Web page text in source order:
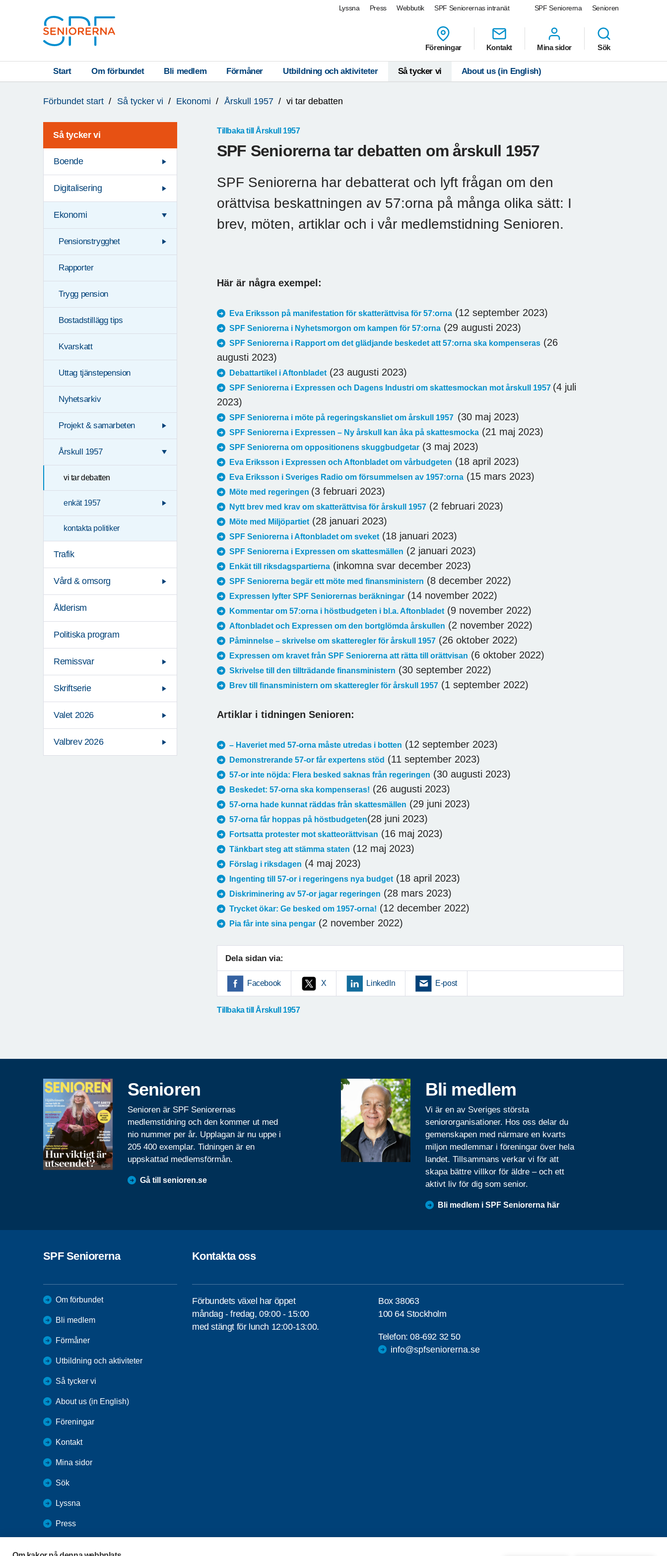
SPF Seniorerna Senioren
Lyssna Press Webbutik SPF Seniorernas intranät
Föreningar Kontakt Mina sidor Sök
Start Om förbundet Bli medlem Förmåner Utbildning och aktiviteter Så tycker vi About us (in English)
är
Förbundet start Så tycker vi Ekonomi Årskull 1957 vi tar debatten
Så tycker vi
Boende
Digitalisering
Ekonomi
Pensionstrygghet
Rapporter
Trygg pension
Bostadstillägg tips
Kvarskatt
Uttag tjänstepension
Nyhetsarkiv
Projekt & samarbeten
Årskull 1957
vi tar debatten
enkät 1957
kontakta politiker
Trafik
Vård & omsorg
Ålderism
Politiska program
Remissvar
Skriftserie
Valet 2026
Valbrev 2026
Tillbaka till Årskull 1957
SPF Seniorerna tar debatten om årskull 1957
SPF Seniorerna har debatterat och lyft frågan om den
orättvisa beskattningen av 57:orna på många olika sätt: I
brev, möten, artiklar och i vår medlemstidning Senioren.
Här är några exempel:
Eva Eriksson på manifestation för skatterättvisa för 57:orna (12 september 2023)
SPF Seniorerna i Nyhetsmorgon om kampen för 57:orna (29 augusti 2023)
SPF Seniorerna i Rapport om det glädjande beskedet att 57:orna ska kompenseras (26
augusti 2023)
Debattartikel i Aftonbladet (23 augusti 2023)
SPF Seniorerna i Expressen och Dagens Industri om skattesmockan mot årskull 1957 (4 juli
2023)
SPF Seniorerna i möte på regeringskansliet om årskull 1957 (30 maj 2023)
SPF Seniorerna i Expressen – Ny årskull kan åka på skattesmocka (21 maj 2023)
SPF Seniorerna om oppositionens skuggbudgetar (3 maj 2023)
Eva Eriksson i Expressen och Aftonbladet om vårbudgeten (18 april 2023)
Eva Eriksson i Sveriges Radio om försummelsen av 1957:orna (15 mars 2023)
Möte med regeringen (3 februari 2023)
Nytt brev med krav om skatterättvisa för årskull 1957 (2 februari 2023)
Möte med Miljöpartiet (28 januari 2023)
SPF Seniorerna i Aftonbladet om sveket (18 januari 2023)
SPF Seniorerna i Expressen om skattesmällen (2 januari 2023)
Enkät till riksdagspartierna (inkomna svar december 2023)
SPF Seniorerna begär ett möte med finansministern (8 december 2022)
Expressen lyfter SPF Seniorernas beräkningar (14 november 2022)
Kommentar om 57:orna i höstbudgeten i bl.a. Aftonbladet (9 november 2022)
Aftonbladet och Expressen om den bortglömda årskullen (2 november 2022)
Påminnelse – skrivelse om skatteregler för årskull 1957 (26 oktober 2022)
Expressen om kravet från SPF Seniorerna att rätta till orättvisan (6 oktober 2022)
Skrivelse till den tillträdande finansministern (30 september 2022)
Brev till finansministern om skatteregler för årskull 1957 (1 september 2022)
Artiklar i tidningen Senioren:
– Haveriet med 57-orna måste utredas i botten (12 september 2023)
Demonstrerande 57-or får expertens stöd (11 september 2023)
57-or inte nöjda: Flera besked saknas från regeringen (30 augusti 2023)
Beskedet: 57-orna ska kompenseras! (26 augusti 2023)
57-orna hade kunnat räddas från skattesmällen (29 juni 2023)
57-orna får hoppas på höstbudgeten(28 juni 2023)
Fortsatta protester mot skatteorättvisan (16 maj 2023)
Tänkbart steg att stämma staten (12 maj 2023)
Förslag i riksdagen (4 maj 2023)
Ingenting till 57-or i regeringens nya budget (18 april 2023)
Diskriminering av 57-or jagar regeringen (28 mars 2023)
Trycket ökar: Ge besked om 1957-orna! (12 december 2022)
Pia får inte sina pengar (2 november 2022)
Dela sidan via:
Facebook X LinkedIn E-post
Tillbaka till Årskull 1957
Senioren
Senioren är SPF Seniorernas
medlemstidning och den kommer ut med
nio nummer per år. Upplagan är nu uppe i
205 400 exemplar. Tidningen är en
uppskattad medlemsförmån.
Gå till senioren.se
Bli medlem
Vi är en av Sveriges största
seniororganisationer. Hos oss delar du
gemenskapen med närmare en kvarts
miljon medlemmar i föreningar över hela
landet. Tillsammans verkar vi för att
skapa bättre villkor för äldre – och ett
aktivt liv för dig som senior.
Bli medlem i SPF Seniorerna här
SPF Seniorerna
Om förbundet
Bli medlem
Förmåner
Utbildning och aktiviteter
Så tycker vi
About us (in English)
Föreningar
Kontakt
Mina sidor
Sök
Lyssna
Press
Kontakta oss
Förbundets växel har öppet
måndag - fredag, 09:00 - 15:00
med stängt för lunch 12:00-13:00.
Box 38063
100 64 Stockholm
Telefon:08-692 32 50
info@spfseniorerna.se